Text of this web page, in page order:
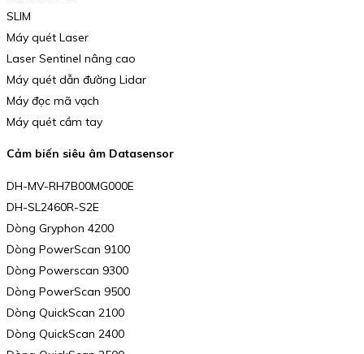
SLIM
Máy quét Laser
Laser Sentinel nâng cao
Máy quét dẫn đường Lidar
Máy đọc mã vạch
Máy quét cầm tay
Cảm biến siêu âm Datasensor
DH-MV-RH7B00MG000E
DH-SL2460R-S2E
Dòng Gryphon 4200
Dòng PowerScan 9100
Dòng Powerscan 9300
Dòng PowerScan 9500
Dòng QuickScan 2100
Dòng QuickScan 2400